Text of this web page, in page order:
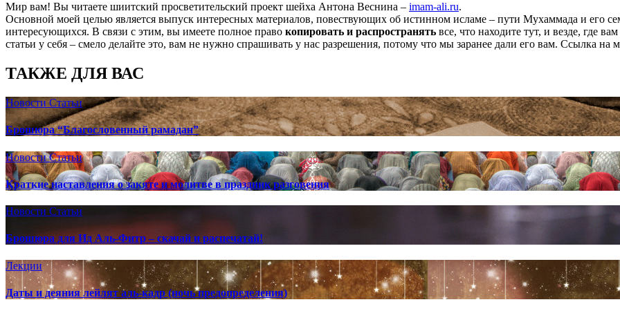
Мир вам! Вы читаете шиитский просветительский проект шейха Антона Веснина – imam-ali.ru.
Основной моей целью является выпуск интересных материалов, повествующих об истинном исламе – пути Мухаммада и его
интересующихся. В связи с этим, вы имеете полное право копировать и распространять все, что находите тут, и везде, где
статьи у себя – смело делайте это, вам не нужно спрашивать у нас разрешения, потому что мы заранее дали его вам. Ссылка на
ТАКЖЕ ДЛЯ ВАС
НовостиСтатьи
Брошюра “Благословенный рамадан”
НовостиСтатьи
Краткие наставления о закяте и молитве в праздник разговения
Новости Статьи
Брошюра для Ид Аль-Фитр – скачай и распечатай!
Лекции
Даты и деяния лейлят аль-кадр (ночь предопределения)